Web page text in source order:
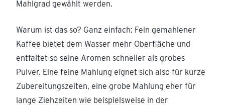
Mahlgrad gewählt werden.
Warum ist das so? Ganz einfach: Fein gemahlener
Kaffee bietet dem Wasser mehr Oberfläche und
entfaltet so seine Aromen schneller als grobes
Pulver. Eine feine Mahlung eignet sich also für kurze
Zubereitungszeiten, eine grobe Mahlung eher für
lange Ziehzeiten wie beispielsweise in der